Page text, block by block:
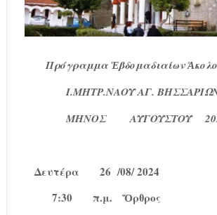
Πρόγραμμα Ἑβδομαδιαίων
Ι.ΜΗΤΡ.ΝΑΟΥ ΑΓ.
ΜΗΝΟΣ
ΑΥΓΟΥΣΤΟΥ
Δευτέρα 26 /08/ 2024
7:30
π.μ.
Ὄρθρος